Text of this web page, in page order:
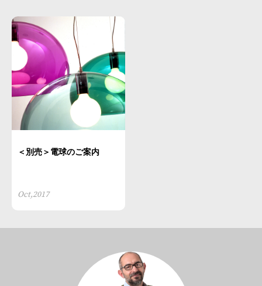
＜別売＞電球のご案内
Oct,2017